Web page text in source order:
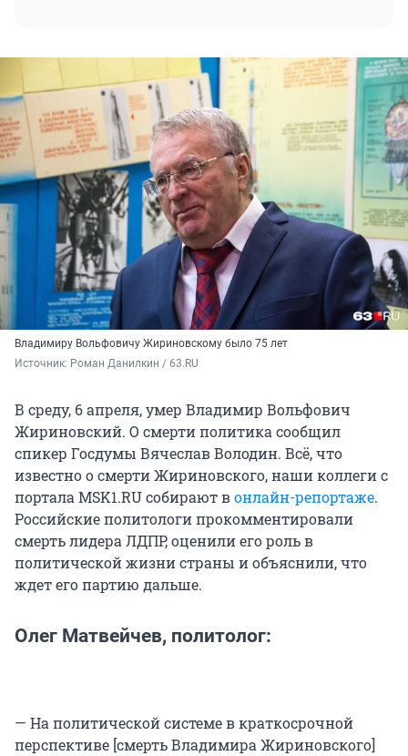
Владимиру Вольфовичу Жириновскому было 75 лет
Источник: Роман Данилкин / 63.RU
В среду, 6 апреля, умер Владимир Вольфович
Жириновский. О смерти политика сообщил
спикер Госдумы Вячеслав Володин. Всё, что
известно о смерти Жириновского, наши коллеги с
портала MSK1.RU собирают вонлайн-репортаже.
Российские политологи прокомментировали
смерть лидера ЛДПР, оценили его роль в
политической жизни страны и объяснили, что
ждет его партию дальше.
Олег Матвейчев, политолог:
— На политической системе в краткосрочной
перспективе [смерть Владимира Жириновского]